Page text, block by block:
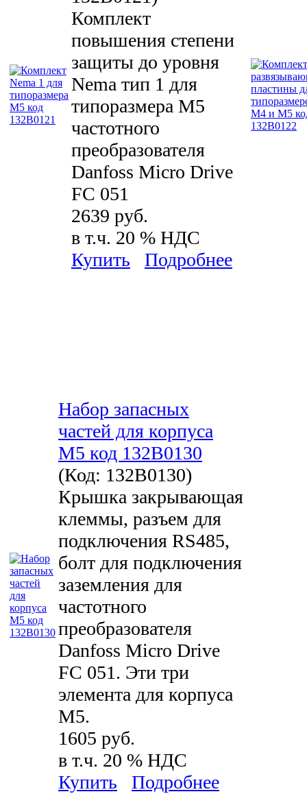
Комплект
повышения степени
защиты до уровня
Nema тип 1 для
типоразмера М5
частотного
преобразователя
Danfoss Micro Drive
FC 051
2639 руб.
в т.ч. 20 % НДС
Купить
Подробнее
Набор запасных
частей для корпуса
М5 код 132B0130
(Код: 132B0130)
Крышка закрывающая
клеммы, разъем для
подключения RS485,
болт для подключения
заземления для
частотного
преобразователя
Danfoss Micro Drive
FC 051. Эти три
элемента для корпуса
M5.
1605 руб.
в т.ч. 20 % НДС
Купить
Подробнее